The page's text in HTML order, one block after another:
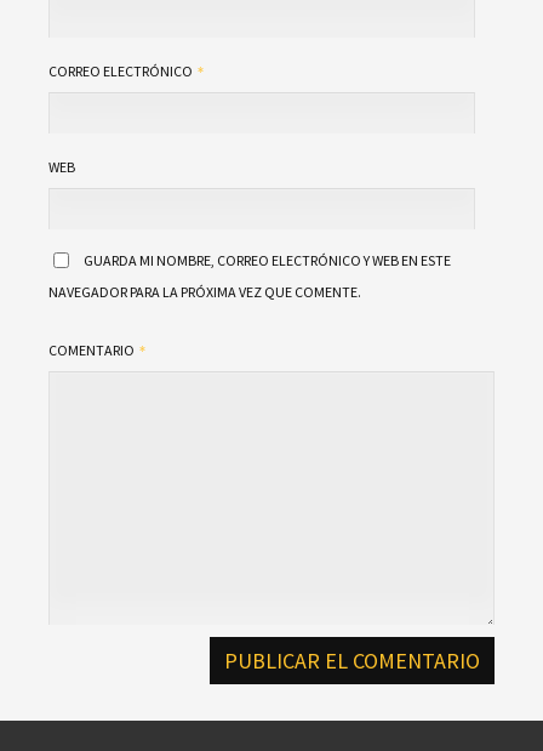
CORREO ELECTRÓNICO
WEB
GUARDA MI NOMBRE, CORREO ELECTRÓNICO Y WEB EN ESTE
NAVEGADOR PARA LA PRÓXIMA VEZ QUE COMENTE.
COMENTARIO